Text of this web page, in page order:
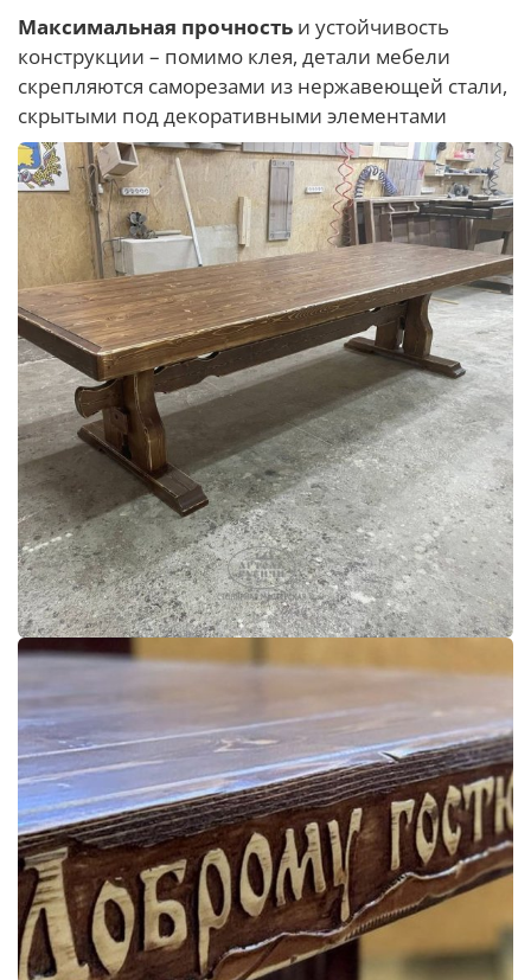
Максимальная прочность и устойчивость
конструкции – помимо клея, детали мебели
скрепляются саморезами из нержавеющей стали,
скрытыми под декоративными элементами